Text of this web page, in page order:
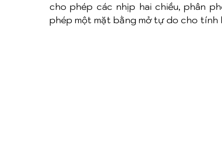
cho phép các nhịp hai chiều, phân
phép một mặt bằng mở tự do cho